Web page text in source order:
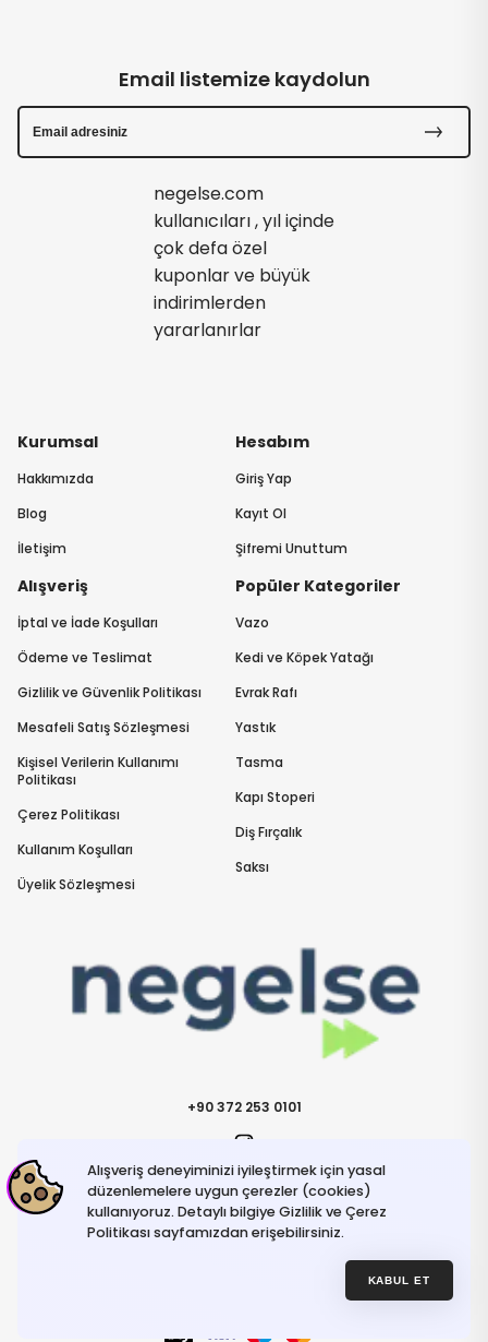
Alışveriş deneyiminizi iyileştirmek için yasal
düzenlemelere uygun çerezler (cookies)
kullanıyoruz. Detaylı bilgiye Gizlilik ve Çerez
Politikası sayfamızdan erişebilirsiniz.
KABUL ET
+90 372 253 0101
İletişime Geçininfo@negelse.com
Kurumsal
Hakkımızda
Blog
İletişim
Hesabım
Giriş Yap
Kayıt Ol
Şifremi Unuttum
Alışveriş
İptal ve İade Koşulları
Ödeme ve Teslimat
Gizlilik ve Güvenlik Politikası
Mesafeli Satış Sözleşmesi
Kişisel Verilerin Kullanımı
Politikası
Çerez Politikası
Kullanım Koşulları
Üyelik Sözleşmesi
Popüler Kategoriler
Vazo
Kedi ve Köpek Yatağı
Evrak Rafı
Yastık
Tasma
Kapı Stoperi
Diş Fırçalık
Saksı
Email listemize kaydolun
negelse.com
kullanıcıları , yıl içinde
çok defa özel
kuponlar ve büyük
indirimlerden
yararlanırlar